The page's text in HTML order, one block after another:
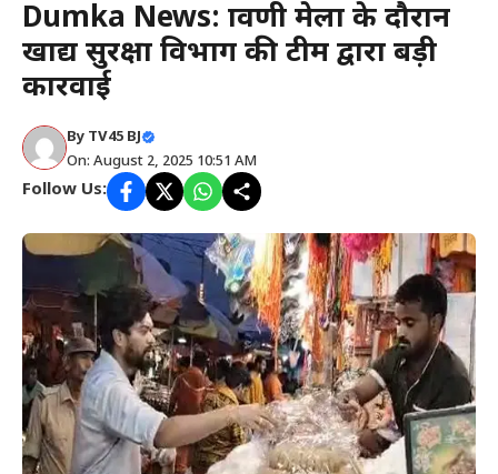
Dumka News: श्रावणी मेला के दौरान
खाद्य सुरक्षा विभाग की टीम द्वारा बड़ी
कारवाई
By TV45 BJ
On: August 2, 2025 10:51 AM
Follow Us: